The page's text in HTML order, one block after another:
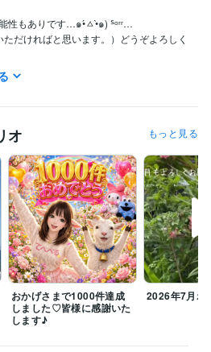
性もありです…๑•́ㅿ•̀๑) ᔆᵒʳʳ…
だければと思います。）どうぞよろしく
〜25時（前後する可能性あります）また
待機予定となります
ご確認くださきませ）
おります
体調崩されてないでしょうか？こう暑い
。
ごすのがよきかもです。誰かと話した
お話ししにきてくださいね
いをさせていただきたいと思っておりま
たします(*ᴗ͈ˬᴗ͈)ꕤ*.ﾟ
お待ちしております！みなさまの心が和
オ もっと見る
おかげさまで1000件達成
しました♡皆様に感謝いた
します♪
2026年7月ボ